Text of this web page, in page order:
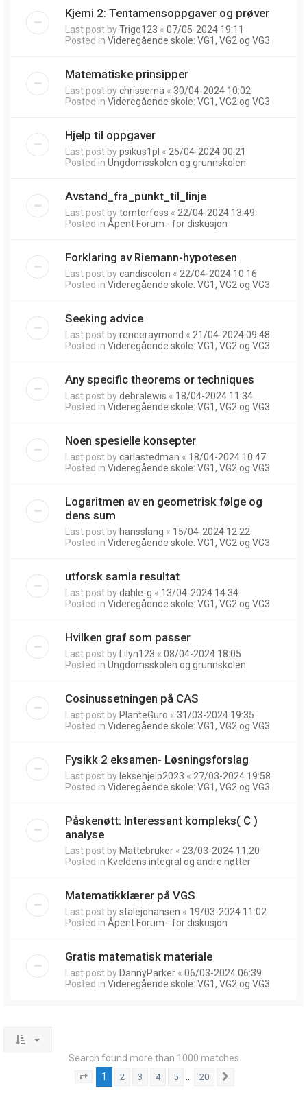
Kjemi 2: Tentamensoppgaver og prøver
Last post byTrigo123 « 07/05-2024 19:11
Posted in Videregående skole: VG1, VG2 og VG3
Matematiske prinsipper
Last post bychrisserna « 30/04-2024 10:02
Posted in Videregående skole: VG1, VG2 og VG3
Hjelp til oppgaver
Last post bypsikus1pl « 25/04-2024 00:21
Posted in Ungdomsskolen og grunnskolen
Avstand_fra_punkt_til_linje
Last post bytomtorfoss « 22/04-2024 13:49
Posted in Åpent Forum - for diskusjon
Forklaring av Riemann-hypotesen
Last post bycandiscolon « 22/04-2024 10:16
Posted in Videregående skole: VG1, VG2 og VG3
Seeking advice
Last post byreneeraymond « 21/04-2024 09:48
Posted in Videregående skole: VG1, VG2 og VG3
Any specific theorems or techniques
Last post bydebralewis « 18/04-2024 11:34
Posted in Videregående skole: VG1, VG2 og VG3
Noen spesielle konsepter
Last post bycarlastedman « 18/04-2024 10:47
Posted in Videregående skole: VG1, VG2 og VG3
Logaritmen av en geometrisk følge og
dens sum
Last post by hansslang « 15/04-2024 12:22
Posted in Videregående skole: VG1, VG2 og VG3
utforsk samla resultat
Last post bydahle-g « 13/04-2024 14:34
Posted in Videregående skole: VG1, VG2 og VG3
Hvilken graf som passer
Last post by Lilyn123 « 08/04-2024 18:05
Posted in Ungdomsskolen og grunnskolen
Cosinussetningen på CAS
Last post by PlanteGuro « 31/03-2024 19:35
Posted in Videregående skole: VG1, VG2 og VG3
Fysikk 2 eksamen- Løsningsforslag
Last post by leksehjelp2023 « 27/03-2024 19:58
Posted in Videregående skole: VG1, VG2 og VG3
Påskenøtt: Interessant kompleks( C )
analyse
Last post by Mattebruker « 23/03-2024 11:20
Posted in Kveldens integral og andre nøtter
Matematikklærer på VGS
Last post bystalejohansen « 19/03-2024 11:02
Posted in Åpent Forum - for diskusjon
Gratis matematisk materiale
Last post by DannyParker « 06/03-2024 06:39
Posted in Videregående skole: VG1, VG2 og VG3
Search found more than 1000 matches
Page of 20
1 2 3 4 5 20